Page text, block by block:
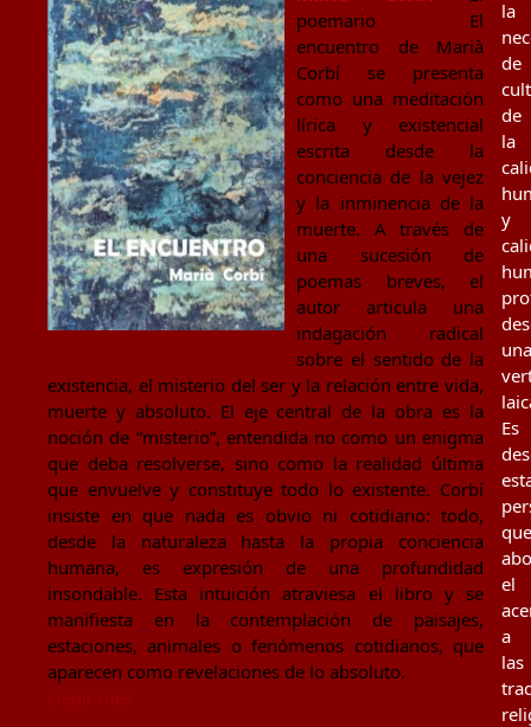
poemario El
encuentro de Marià
Corbí se presenta
como una meditación
lírica y existencial
escrita desde la
conciencia de la vejez
y la inminencia de la
muerte. A través de
una sucesión de
poemas breves, el
autor articula una
indagación radical
sobre el sentido de la
existencia, el misterio del ser y la relación entre vida,
muerte y absoluto. El eje central de la obra es la
noción de “misterio”, entendida no como un enigma
que deba resolverse, sino como la realidad última
que envuelve y constituye todo lo existente. Corbí
insiste en que nada es obvio ni cotidiano: todo,
desde la naturaleza hasta la propia conciencia
humana, es expresión de una profundidad
insondable. Esta intuición atraviesa el libro y se
manifiesta en la contemplación de paisajes,
estaciones, animales o fenómenos cotidianos, que
aparecen como revelaciones de lo absoluto.
la
de
de
la
y
una
Es
que
el
a
las